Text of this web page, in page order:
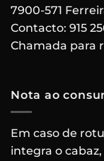
7900-571
Contacto: 915
Chamada para
Nota ao
Em caso de
integra o